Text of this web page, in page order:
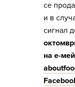
се
и в
сигнал
на е-